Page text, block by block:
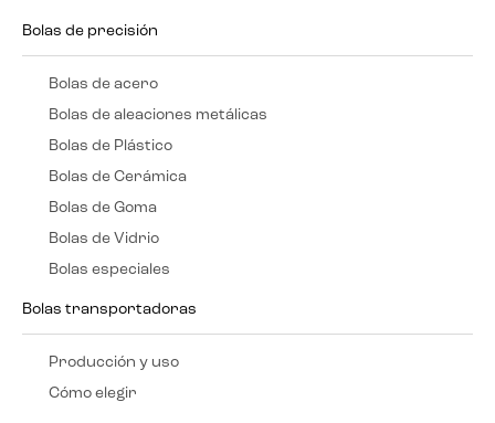
Bolas de precisión
Bolas de acero
Bolas de aleaciones metálicas
Bolas de Plástico
Bolas de Cerámica
Bolas de Goma
Bolas de Vidrio
Bolas especiales
Bolas transportadoras
Producción y uso
Cómo elegir